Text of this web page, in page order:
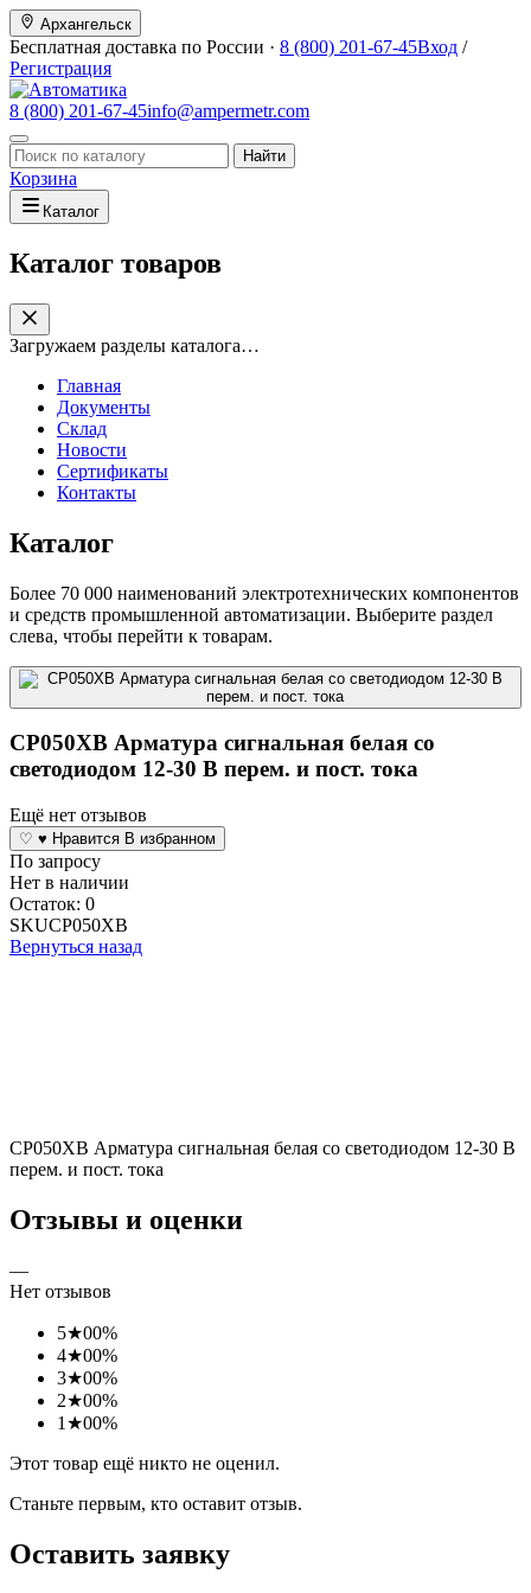
Архангельск
Бесплатная доставка по России · 8 (800) 201-67-45Вход /
Регистрация
8 (800) 201-67-45info@ampermetr.com
Найти
Корзина
Каталог
Каталог товаров
Загружаем разделы каталога…
Главная
Документы
Склад
Новости
Сертификаты
Контакты
Каталог
Более 70 000 наименований электротехнических компонентов
и средств промышленной автоматизации. Выберите раздел
слева, чтобы перейти к товарам.
CP050XB Арматура сигнальная белая со
светодиодом 12-30 В перем. и пост. тока
Ещё нет отзывов
♡ ♥ Нравится В избранном
По запросу
Нет в наличии
Остаток: 0
SKUCP050XB
Вернуться назад
CP050XB Арматура сигнальная белая со светодиодом 12-30 В
перем. и пост. тока
Отзывы и оценки
—
Нет отзывов
5★00%
4★00%
3★00%
2★00%
1 ★00%
Этот товар ещё никто не оценил.
Станьте первым, кто оставит отзыв.
Оставить заявку